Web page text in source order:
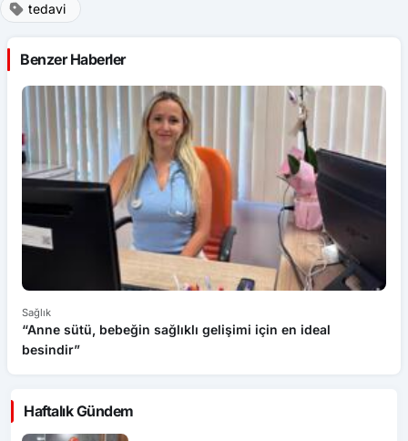
tedavi
Benzer Haberler
Sağlık
“Anne sütü, bebeğin sağlıklı gelişimi için en ideal
besindir”
Haftalık Gündem